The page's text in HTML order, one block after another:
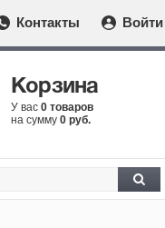
Контакты Войти
Корзина
У вас 0 товаров
на сумму 0 руб.